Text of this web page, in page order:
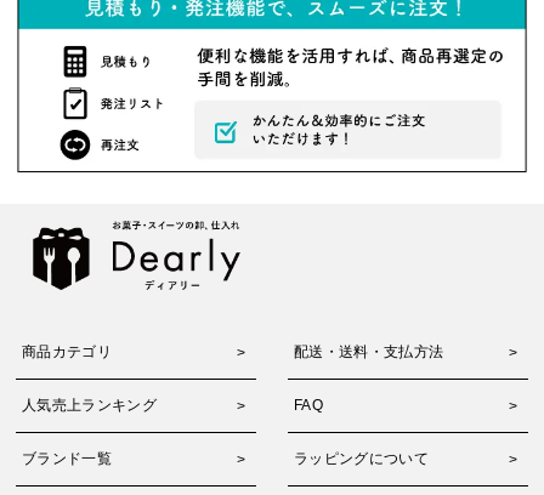
商品カテゴリ 配送・送料・支払方法
人気売上ランキング FAQ
ブランド一覧 ラッピングについて